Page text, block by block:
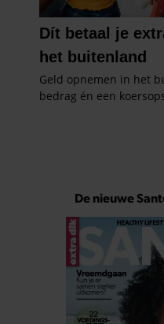
De nieuwe